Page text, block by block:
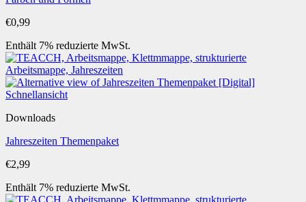
€0,99
Enthält 7% reduzierte MwSt.
Schnellansicht
Downloads
Jahreszeiten Themenpaket
€2,99
Enthält 7% reduzierte MwSt.